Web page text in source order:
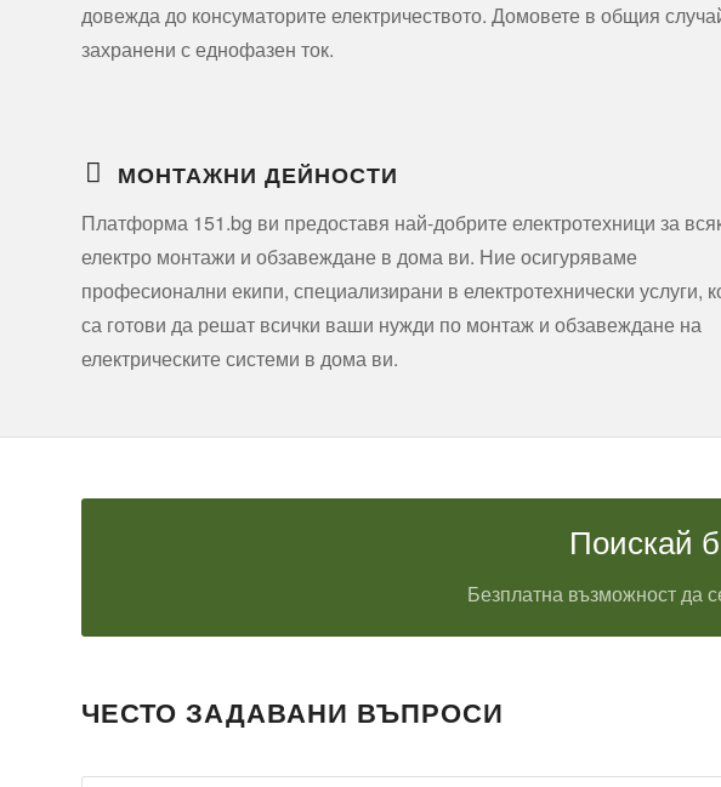
довежда до консуматорите електричеството. Домовете в общия
захранени с еднофазен ток.
МОНТАЖНИ ДЕЙНОСТИ
Платформа 151.bg ви предоставя най-добрите електротехници за
електро монтажи и обзавеждане в дома ви. Ние осигуряваме
професионални екипи, специализирани в електротехнически услуги,
са готови да решат всички ваши нужди по монтаж и обзавеждане на
електрическите системи в дома ви.
Поискай
Безплатна възможност да
ЧЕСТО ЗАДАВАНИ ВЪПРОСИ